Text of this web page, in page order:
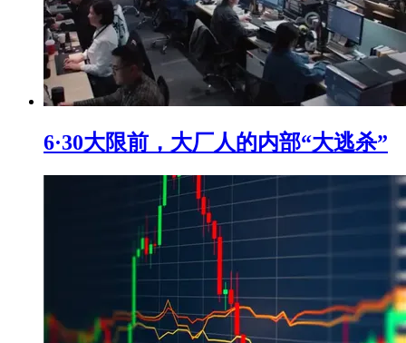
6·30大限前，大厂人的内部“大逃杀”